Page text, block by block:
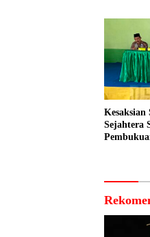
Kesaksian
Sejahtera